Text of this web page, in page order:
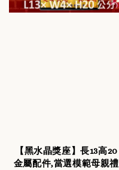
【黑水晶獎座】長13高20
金屬配件,當選模範母親禮